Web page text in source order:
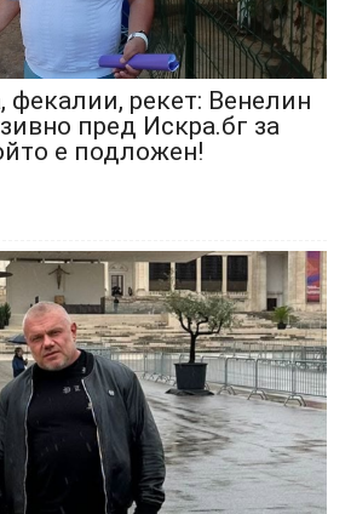
фекалии, рекет: Венелин
пред Искра.бг за
е подложен!